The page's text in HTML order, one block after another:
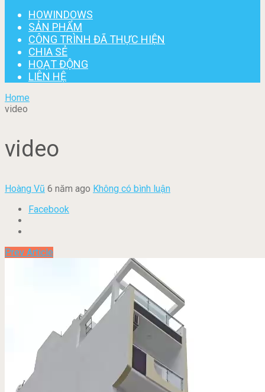
HOWINDOWS
SẢN PHẨM
CÔNG TRÌNH ĐÃ THỰC HIỆN
CHIA SẺ
HOẠT ĐỘNG
LIÊN HỆ
Home
video
video
Hoàng Vũ 6 năm ago Không có bình luận
Facebook
Prev Article